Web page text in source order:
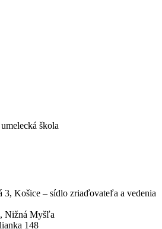
škola
3, Košice – sídlo zriaďovateľa a vedenia
Nižná Myšľa
148